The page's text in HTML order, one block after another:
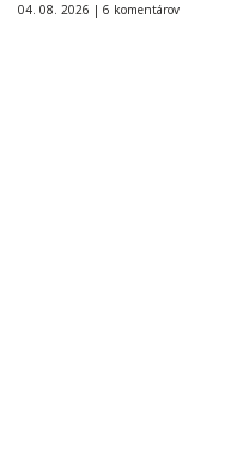
04. 08. 2026 | 6 komentárov